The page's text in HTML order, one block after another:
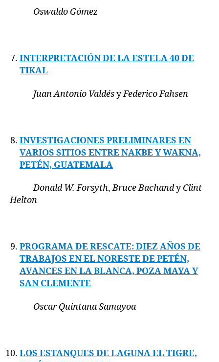
Oswaldo Gómez
INTERPRETACIÓN DE LA ESTELA 40 DE
TIKAL
Juan Antonio ValdésyFederico Fahsen
INVESTIGACIONES PRELIMINARES EN
VARIOS SITIOS ENTRE NAKBE Y WAKNA,
PETÉN, GUATEMALA
Donald W. Forsyth,Bruce BachandyClint
Helton
PROGRAMA DE RESCATE: DIEZ AÑOS DE
TRABAJOS EN EL NORESTE DE PETÉN,
AVANCES EN LA BLANCA, POZA MAYA Y
SAN CLEMENTE
Oscar Quintana Samayoa
LOS ESTANQUES DE LAGUNA EL TIGRE,